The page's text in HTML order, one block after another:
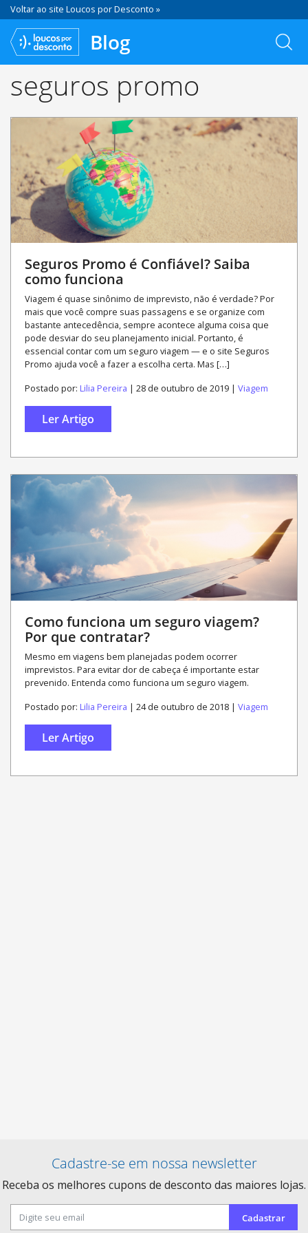
Voltar ao site Loucos por Desconto »
Blog
seguros promo
Seguros Promo é Confiável? Saiba
como funciona
Viagem é quase sinônimo de imprevisto, não é verdade? Por
mais que você compre suas passagens e se organize com
bastante antecedência, sempre acontece alguma coisa que
pode desviar do seu planejamento inicial. Portanto, é
essencial contar com um seguro viagem — e o site Seguros
Promo ajuda você a fazer a escolha certa. Mas […]
Postado por: Lilia Pereira | 28 de outubro de 2019 | Viagem
Ler Artigo
Como funciona um seguro viagem?
Por que contratar?
Mesmo em viagens bem planejadas podem ocorrer
imprevistos. Para evitar dor de cabeça é importante estar
prevenido. Entenda como funciona um seguro viagem.
Postado por: Lilia Pereira | 24 de outubro de 2018 | Viagem
Ler Artigo
Cadastre-se em nossa newsletter
Receba os melhores cupons de desconto das maiores lojas.
Cadastrar